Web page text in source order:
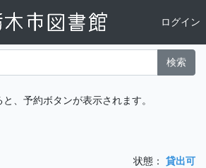
ログイン
検索
と、予約ボタンが表示されます。
状態： 貸出可